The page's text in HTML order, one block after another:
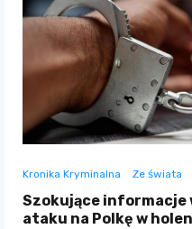
Kronika Kryminalna Ze świata
Szokujące informacje
ataku na Polkę w